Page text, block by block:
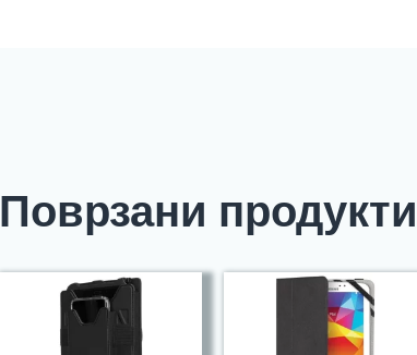
Поврзани продукти